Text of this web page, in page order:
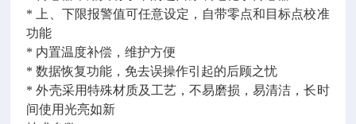
* 上、下限报警值可任意设定，自带零点和目标点校准
功能
* 内置温度补偿，维护方便
* 数据恢复功能，免去误操作引起的后顾之忧
* 外壳采用特殊材质及工艺，不易磨损，易清洁，长时
间使用光亮如新